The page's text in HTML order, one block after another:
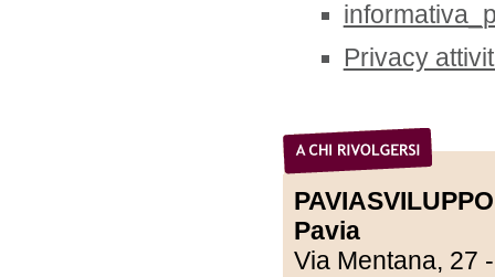
Privacy
Pavia
Via Mentana, 27